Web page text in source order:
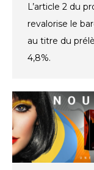
L’article 2 du
revalorise le
au titre du
4,8%.